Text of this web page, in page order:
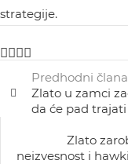
strategije.
Predhodni
Zlato u zamci
da će pad
Zlato
neizvesnost i